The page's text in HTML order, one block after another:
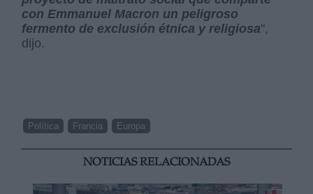
con Emmanuel Macron un peligroso
fermento de exclusión étnica y religiosa",
dijo.
Política Francia Europa
NOTICIAS RELACIONADAS